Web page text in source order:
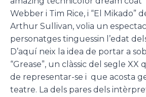
Webber i Tim Rice, i “El Mikado”
Arthur Sullivan, volia un
personatges tinguessin l’edat
D’aquí neix la idea de portar a
“Grease”, un clàssic del segle XX
de representar-se i que acosta
teatre. La dels pares dels